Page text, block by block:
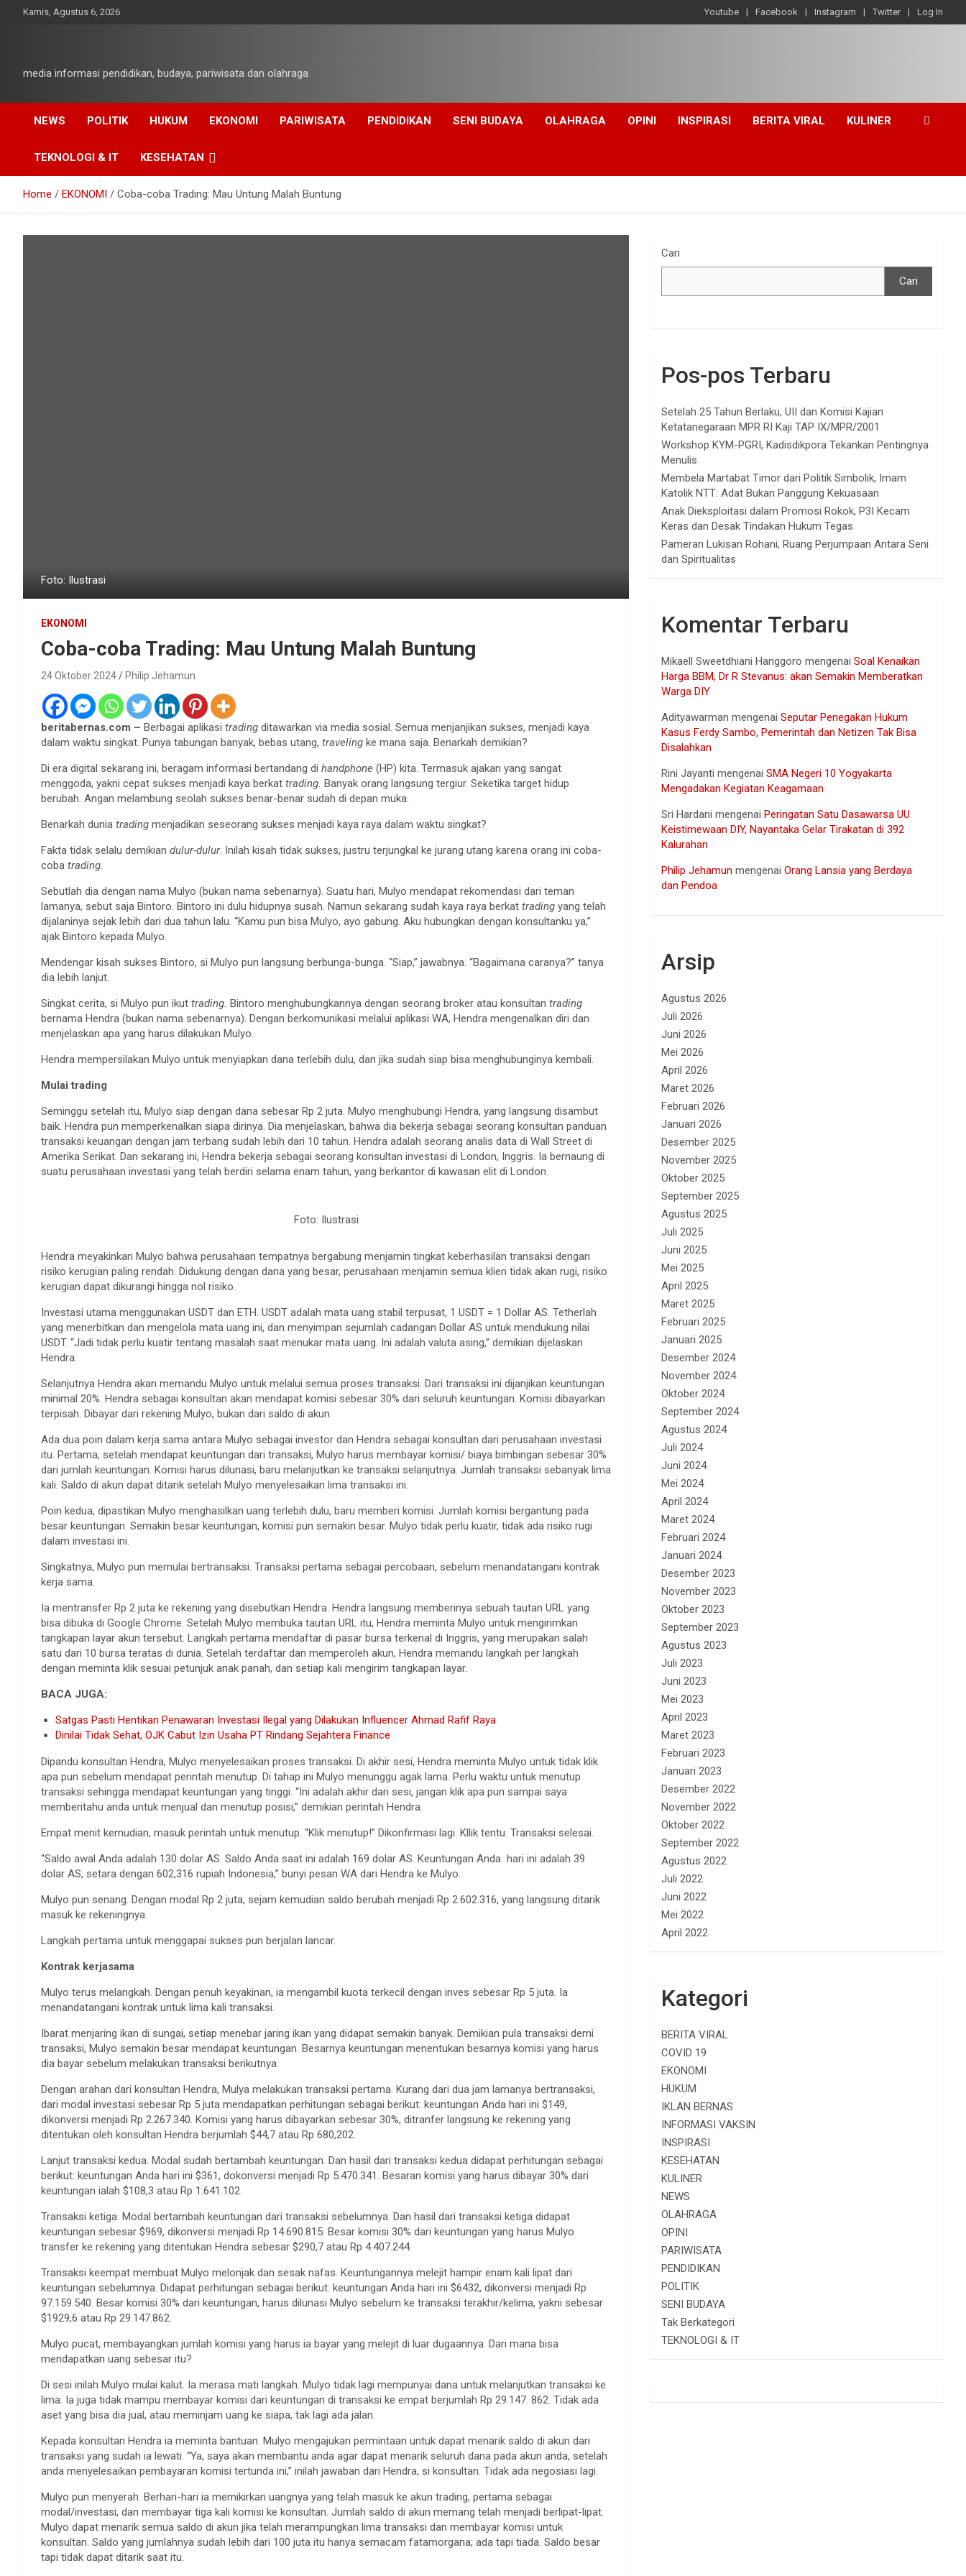
Kamis, Agustus 6, 2026 Youtube Facebook Instagram Twitter Log In
media informasi pendidikan, budaya, pariwisata dan olahraga
NEWS POLITIK HUKUM EKONOMI PARIWISATA PENDIDIKAN SENI BUDAYA OLAHRAGA OPINI INSPIRASI BERITA VIRAL KULINER
TEKNOLOGI & IT KESEHATAN
Home EKONOMI Coba-coba Trading: Mau Untung Malah Buntung
Foto: Ilustrasi
EKONOMI
Coba-coba Trading: Mau Untung Malah Buntung
24 Oktober 2024 Philip Jehamun
beritabernas.com – Berbagai aplikasi trading ditawarkan via media sosial. Semua menjanjikan sukses, menjadi kaya
dalam waktu singkat. Punya tabungan banyak, bebas utang, traveling ke mana saja. Benarkah demikian?
Di era digital sekarang ini, beragam informasi bertandang di handphone (HP) kita. Termasuk ajakan yang sangat
menggoda, yakni cepat sukses menjadi kaya berkat trading. Banyak orang langsung tergiur. Seketika target hidup
berubah. Angan melambung seolah sukses benar-benar sudah di depan muka.
Benarkah dunia trading menjadikan seseorang sukses menjadi kaya raya dalam waktu singkat?
Fakta tidak selalu demikian dulur-dulur. Inilah kisah tidak sukses, justru terjungkal ke jurang utang karena orang ini coba-
coba trading.
Sebutlah dia dengan nama Mulyo (bukan nama sebenarnya). Suatu hari, Mulyo mendapat rekomendasi dari teman
lamanya, sebut saja Bintoro. Bintoro ini dulu hidupnya susah. Namun sekarang sudah kaya raya berkat trading yang telah
dijalaninya sejak lebih dari dua tahun lalu. “Kamu pun bisa Mulyo, ayo gabung. Aku hubungkan dengan konsultanku ya,”
ajak Bintoro kepada Mulyo.
Mendengar kisah sukses Bintoro, si Mulyo pun langsung berbunga-bunga. “Siap,” jawabnya. “Bagaimana caranya?” tanya
dia lebih lanjut.
Singkat cerita, si Mulyo pun ikut trading. Bintoro menghubungkannya dengan seorang broker atau konsultan trading
bernama Hendra (bukan nama sebenarnya). Dengan berkomunikasi melalui aplikasi WA, Hendra mengenalkan diri dan
menjelaskan apa yang harus dilakukan Mulyo.
Hendra mempersilakan Mulyo untuk menyiapkan dana terlebih dulu, dan jika sudah siap bisa menghubunginya kembali.
Mulai trading
Seminggu setelah itu, Mulyo siap dengan dana sebesar Rp 2 juta. Mulyo menghubungi Hendra, yang langsung disambut
baik. Hendra pun memperkenalkan siapa dirinya. Dia menjelaskan, bahwa dia bekerja sebagai seorang konsultan panduan
transaksi keuangan dengan jam terbang sudah lebih dari 10 tahun. Hendra adalah seorang analis data di Wall Street di
Amerika Serikat. Dan sekarang ini, Hendra bekerja sebagai seorang konsultan investasi di London, Inggris. Ia bernaung di
suatu perusahaan investasi yang telah berdiri selama enam tahun, yang berkantor di kawasan elit di London.
Foto: Ilustrasi
Hendra meyakinkan Mulyo bahwa perusahaan tempatnya bergabung menjamin tingkat keberhasilan transaksi dengan
risiko kerugian paling rendah. Didukung dengan dana yang besar, perusahaan menjamin semua klien tidak akan rugi, risiko
kerugian dapat dikurangi hingga nol risiko.
Investasi utama menggunakan USDT dan ETH. USDT adalah mata uang stabil terpusat, 1 USDT = 1 Dollar AS. Tetherlah
yang menerbitkan dan mengelola mata uang ini, dan menyimpan sejumlah cadangan Dollar AS untuk mendukung nilai
USDT. “Jadi tidak perlu kuatir tentang masalah saat menukar mata uang. Ini adalah valuta asing,” demikian dijelaskan
Hendra.
Selanjutnya Hendra akan memandu Mulyo untuk melalui semua proses transaksi. Dari transaksi ini dijanjikan keuntungan
minimal 20%. Hendra sebagai konsultan akan mendapat komisi sebesar 30% dari seluruh keuntungan. Komisi dibayarkan
terpisah. Dibayar dari rekening Mulyo, bukan dari saldo di akun.
Ada dua poin dalam kerja sama antara Mulyo sebagai investor dan Hendra sebagai konsultan dari perusahaan investasi
itu. Pertama, setelah mendapat keuntungan dari transaksi, Mulyo harus membayar komisi/ biaya bimbingan sebesar 30%
dari jumlah keuntungan. Komisi harus dilunasi, baru melanjutkan ke transaksi selanjutnya. Jumlah transaksi sebanyak lima
kali. Saldo di akun dapat ditarik setelah Mulyo menyelesaikan lima transaksi ini.
Poin kedua, dipastikan Mulyo menghasilkan uang terlebih dulu, baru memberi komisi. Jumlah komisi bergantung pada
besar keuntungan. Semakin besar keuntungan, komisi pun semakin besar. Mulyo tidak perlu kuatir, tidak ada risiko rugi
dalam investasi ini.
Singkatnya, Mulyo pun memulai bertransaksi. Transaksi pertama sebagai percobaan, sebelum menandatangani kontrak
kerja sama.
Ia mentransfer Rp 2 juta ke rekening yang disebutkan Hendra. Hendra langsung memberinya sebuah tautan URL yang
bisa dibuka di Google Chrome. Setelah Mulyo membuka tautan URL itu, Hendra meminta Mulyo untuk mengirimkan
tangkapan layar akun tersebut. Langkah pertama mendaftar di pasar bursa terkenal di Inggris, yang merupakan salah
satu dari 10 bursa teratas di dunia. Setelah terdaftar dan memperoleh akun, Hendra memandu langkah per langkah
dengan meminta klik sesuai petunjuk anak panah, dan setiap kali mengirim tangkapan layar.
BACA JUGA:
Satgas Pasti Hentikan Penawaran Investasi Ilegal yang Dilakukan Influencer Ahmad Rafif Raya
Dinilai Tidak Sehat, OJK Cabut Izin Usaha PT Rindang Sejahtera Finance
Dipandu konsultan Hendra, Mulyo menyelesaikan proses transaksi. Di akhir sesi, Hendra meminta Mulyo untuk tidak klik
apa pun sebelum mendapat perintah menutup. Di tahap ini Mulyo menunggu agak lama. Perlu waktu untuk menutup
transaksi sehingga mendapat keuntungan yang tinggi. “Ini adalah akhir dari sesi, jangan klik apa pun sampai saya
memberitahu anda untuk menjual dan menutup posisi,” demikian perintah Hendra.
Empat menit kemudian, masuk perintah untuk menutup. “Klik menutup!” Dikonfirmasi lagi. Kllik tentu. Transaksi selesai.
“Saldo awal Anda adalah 130 dolar AS. Saldo Anda saat ini adalah 169 dolar AS. Keuntungan Anda hari ini adalah 39
dolar AS, setara dengan 602,316 rupiah Indonesia,” bunyi pesan WA dari Hendra ke Mulyo.
Mulyo pun senang. Dengan modal Rp 2 juta, sejam kemudian saldo berubah menjadi Rp 2.602.316, yang langsung ditarik
masuk ke rekeningnya.
Langkah pertama untuk menggapai sukses pun berjalan lancar.
Kontrak kerjasama
Mulyo terus melangkah. Dengan penuh keyakinan, ia mengambil kuota terkecil dengan inves sebesar Rp 5 juta. Ia
menandatangani kontrak untuk lima kali transaksi.
Ibarat menjaring ikan di sungai, setiap menebar jaring ikan yang didapat semakin banyak. Demikian pula transaksi demi
transaksi, Mulyo semakin besar mendapat keuntungan. Besarnya keuntungan menentukan besarnya komisi yang harus
dia bayar sebelum melakukan transaksi berikutnya.
Dengan arahan dari konsultan Hendra, Mulya melakukan transaksi pertama. Kurang dari dua jam lamanya bertransaksi,
dari modal investasi sebesar Rp 5 juta mendapatkan perhitungan sebagai berikut: keuntungan Anda hari ini $149,
dikonversi menjadi Rp 2.267.340. Komisi yang harus dibayarkan sebesar 30%, ditranfer langsung ke rekening yang
ditentukan oleh konsultan Hendra berjumlah $44,7 atau Rp 680,202.
Lanjut transaksi kedua. Modal sudah bertambah keuntungan. Dan hasil dari transaksi kedua didapat perhitungan sebagai
berikut: keuntungan Anda hari ini $361, dokonversi menjadi Rp 5.470.341. Besaran komisi yang harus dibayar 30% dari
keuntungan ialah $108,3 atau Rp 1.641.102.
Transaksi ketiga. Modal bertambah keuntungan dari transaksi sebelumnya. Dan hasil dari transaksi ketiga didapat
keuntungan sebesar $969, dikonversi menjadi Rp 14.690.815. Besar komisi 30% dari keuntungan yang harus Mulyo
transfer ke rekening yang ditentukan Hendra sebesar $290,7 atau Rp 4.407.244.
Transaksi keempat membuat Mulyo melonjak dan sesak nafas. Keuntungannya melejit hampir enam kali lipat dari
keuntungan sebelumnya. Didapat perhitungan sebagai berikut: keuntungan Anda hari ini $6432, dikonversi menjadi Rp
97.159.540. Besar komisi 30% dari keuntungan, harus dilunasi Mulyo sebelum ke transaksi terakhir/kelima, yakni sebesar
$1929,6 atau Rp 29.147.862.
Mulyo pucat, membayangkan jumlah komisi yang harus ia bayar yang melejit di luar dugaannya. Dari mana bisa
mendapatkan uang sebesar itu?
Di sesi inilah Mulyo mulai kalut. Ia merasa mati langkah. Mulyo tidak lagi mempunyai dana untuk melanjutkan transaksi ke
lima. Ia juga tidak mampu membayar komisi dari keuntungan di transaksi ke empat berjumlah Rp 29.147. 862. Tidak ada
aset yang bisa dia jual, atau meminjam uang ke siapa, tak lagi ada jalan.
Kepada konsultan Hendra ia meminta bantuan. Mulyo mengajukan permintaan untuk dapat menarik saldo di akun dari
transaksi yang sudah ia lewati. “Ya, saya akan membantu anda agar dapat menarik seluruh dana pada akun anda, setelah
anda menyelesaikan pembayaran komisi tertunda ini,” inilah jawaban dari Hendra, si konsultan. Tidak ada negosiasi lagi.
Mulyo pun menyerah. Berhari-hari ia memikirkan uangnya yang telah masuk ke akun trading, pertama sebagai
modal/investasi, dan membayar tiga kali komisi ke konsultan. Jumlah saldo di akun memang telah menjadi berlipat-lipat.
Mulyo dapat menarik semua saldo di akun jika telah merampungkan lima transaksi dan membayar komisi untuk
konsultan. Saldo yang jumlahnya sudah lebih dari 100 juta itu hanya semacam fatamorgana; ada tapi tiada. Saldo besar
tapi tidak dapat ditarik saat itu.
Cari
Cari
Pos-pos Terbaru
Setelah 25 Tahun Berlaku, UII dan Komisi Kajian
Ketatanegaraan MPR RI Kaji TAP IX/MPR/2001
Workshop KYM-PGRI, Kadisdikpora Tekankan Pentingnya
Menulis
Membela Martabat Timor dari Politik Simbolik, Imam
Katolik NTT: Adat Bukan Panggung Kekuasaan
Anak Dieksploitasi dalam Promosi Rokok, P3I Kecam
Keras dan Desak Tindakan Hukum Tegas
Pameran Lukisan Rohani, Ruang Perjumpaan Antara Seni
dan Spiritualitas
Komentar Terbaru
Mikaell Sweetdhiani Hanggoro mengenaiSoal Kenaikan
Harga BBM, Dr R Stevanus: akan Semakin Memberatkan
Warga DIY
Adityawarman mengenaiSeputar Penegakan Hukum
Kasus Ferdy Sambo, Pemerintah dan Netizen Tak Bisa
Disalahkan
Rini Jayanti mengenaiSMA Negeri 10 Yogyakarta
Mengadakan Kegiatan Keagamaan
Sri Hardani mengenaiPeringatan Satu Dasawarsa UU
Keistimewaan DIY, Nayantaka Gelar Tirakatan di 392
Kalurahan
Philip Jehamun mengenaiOrang Lansia yang Berdaya
dan Pendoa
Arsip
Agustus 2026
Juli 2026
Juni 2026
Mei 2026
April 2026
Maret 2026
Februari 2026
Januari 2026
Desember 2025
November 2025
Oktober 2025
September 2025
Agustus 2025
Juli 2025
Juni 2025
Mei 2025
April 2025
Maret 2025
Februari 2025
Januari 2025
Desember 2024
November 2024
Oktober 2024
September 2024
Agustus 2024
Juli 2024
Juni 2024
Mei 2024
April 2024
Maret 2024
Februari 2024
Januari 2024
Desember 2023
November 2023
Oktober 2023
September 2023
Agustus 2023
Juli 2023
Juni 2023
Mei 2023
April 2023
Maret 2023
Februari 2023
Januari 2023
Desember 2022
November 2022
Oktober 2022
September 2022
Agustus 2022
Juli 2022
Juni 2022
Mei 2022
April 2022
Kategori
BERITA VIRAL
COVID 19
EKONOMI
HUKUM
IKLAN BERNAS
INFORMASI VAKSIN
INSPIRASI
KESEHATAN
KULINER
NEWS
OLAHRAGA
OPINI
PARIWISATA
PENDIDIKAN
POLITIK
SENI BUDAYA
Tak Berkategori
TEKNOLOGI & IT